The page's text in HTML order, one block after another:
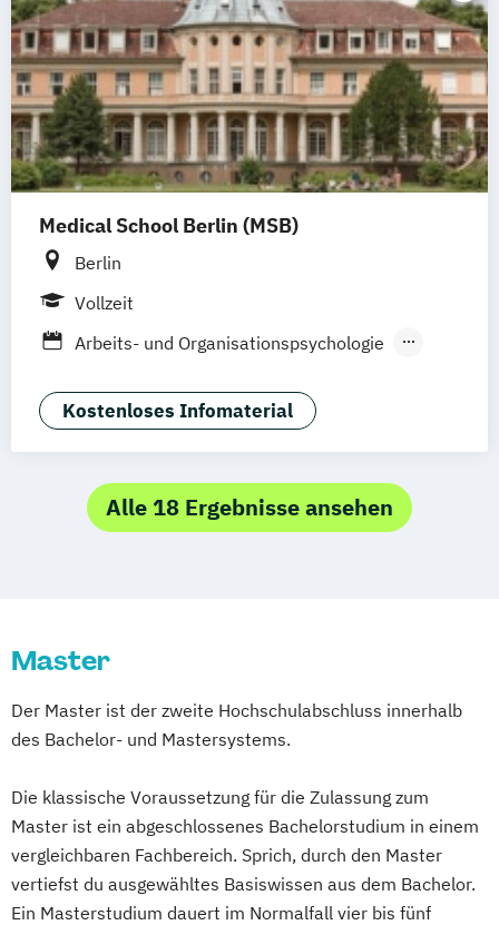
Leistungspsychologie
Medical School Berlin (MSB)
Berlin
Vollzeit
Arbeits- und Organisationspsychologie
Psychologie mit Schwerpunkt Klinische
Psychologie und Psychotherapie
Rechtspsychologie
Kostenloses Infomaterial
Alle 18 Ergebnisse ansehen
Master
Der Master ist der zweite Hochschulabschluss innerhalb
des Bachelor- und Mastersystems.
Die klassische Voraussetzung für die Zulassung zum
Master ist ein abgeschlossenes Bachelorstudium in einem
vergleichbaren Fachbereich. Sprich, durch den Master
vertiefst du ausgewähltes Basiswissen aus dem Bachelor.
Ein Masterstudium dauert im Normalfall vier bis fünf